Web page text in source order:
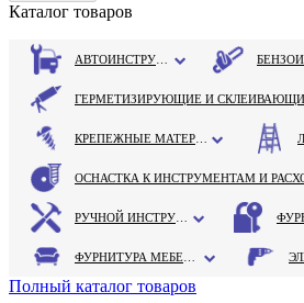
Каталог товаров
Полный каталог товаров